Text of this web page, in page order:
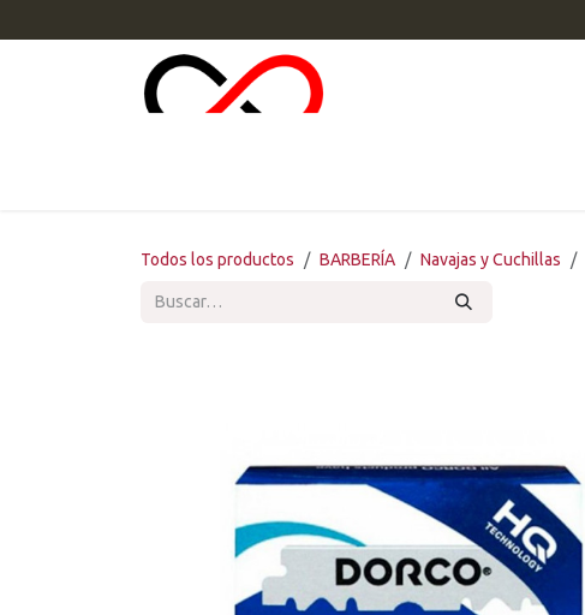
Todos los productos BARBERÍA Navajas y Cuchillas